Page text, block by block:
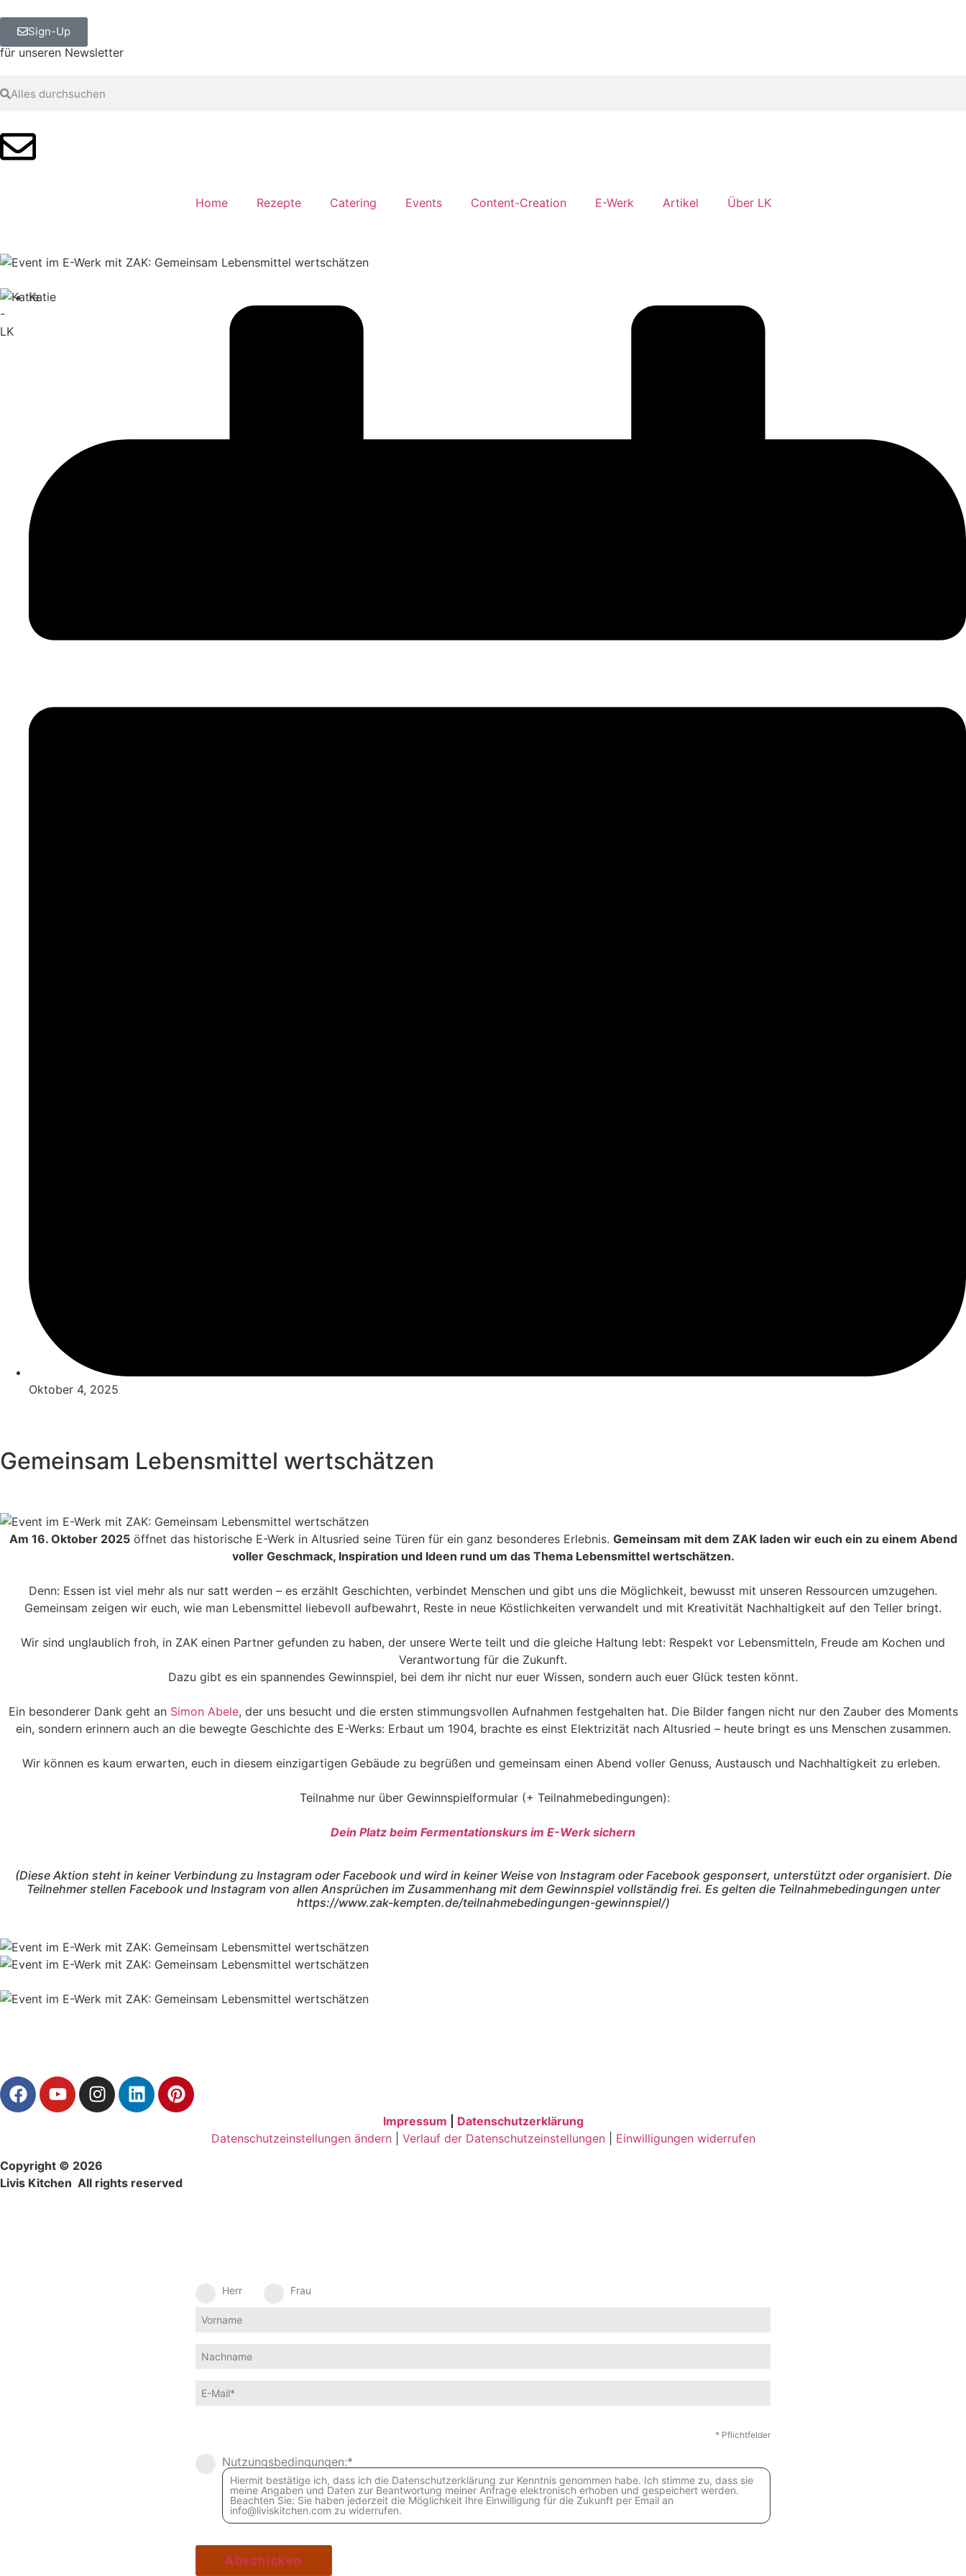
Sign-Up
für unseren Newsletter
Home Rezepte Catering Events Content-Creation E-Werk Artikel Über LK
Katie
Oktober 4, 2025
Gemeinsam Lebensmittel wertschätzen
Am 16. Oktober 2025öffnet das historische E-Werk in Altusried seine Türen für ein ganz besonderes Erlebnis. Gemeinsam mit dem ZAK laden wir euch ein zu einem Abend
voller Geschmack, Inspiration und Ideen rund um das Thema Lebensmittel wertschätzen.
Denn: Essen ist viel mehr als nur satt werden – es erzählt Geschichten, verbindet Menschen und gibt uns die Möglichkeit, bewusst mit unseren Ressourcen umzugehen.
Gemeinsam zeigen wir euch, wie man Lebensmittel liebevoll aufbewahrt, Reste in neue Köstlichkeiten verwandelt und mit Kreativität Nachhaltigkeit auf den Teller bringt.
Wir sind unglaublich froh, in ZAK einen Partner gefunden zu haben, der unsere Werte teilt und die gleiche Haltung lebt: Respekt vor Lebensmitteln, Freude am Kochen und
Verantwortung für die Zukunft.
Dazu gibt es ein spannendes Gewinnspiel, bei dem ihr nicht nur euer Wissen, sondern auch euer Glück testen könnt.
Ein besonderer Dank geht an Simon Abele, der uns besucht und die ersten stimmungsvollen Aufnahmen festgehalten hat. Die Bilder fangen nicht nur den Zauber des Moments
ein, sondern erinnern auch an die bewegte Geschichte des E-Werks: Erbaut um 1904, brachte es einst Elektrizität nach Altusried – heute bringt es uns Menschen zusammen.
Wir können es kaum erwarten, euch in diesem einzigartigen Gebäude zu begrüßen und gemeinsam einen Abend voller Genuss, Austausch und Nachhaltigkeit zu erleben.
Teilnahme nur über Gewinnspielformular (+ Teilnahmebedingungen):
Dein Platz beim Fermentationskurs im E-Werk sichern
(Diese Aktion steht in keiner Verbindung zu Instagram oder Facebook und wird in keiner Weise von Instagram oder Facebook gesponsert, unterstützt oder organisiert. Die
Teilnehmer stellen Facebook und Instagram von allen Ansprüchen im Zusammenhang mit dem Gewinnspiel vollständig frei. Es gelten die Teilnahmebedingungen unter
https://www.zak-kempten.de/teilnahmebedingungen-gewinnspiel/)
Impressum
Datenschutzerklärung
Datenschutzeinstellungen ändern| Verlauf der Datenschutzeinstellungen| Einwilligungen widerrufen
Copyright © 2026
Livis Kitchen All rights reserved
Herr Frau
* Pflichtfelder
Nutzungsbedingungen:*
Hiermit bestätige ich, dass ich die Datenschutzerklärung zur Kenntnis genommen habe. Ich stimme zu, dass sie
meine Angaben und Daten zur Beantwortung meiner Anfrage elektronisch erhoben und gespeichert werden.
Beachten Sie: Sie haben jederzeit die Möglichkeit Ihre Einwilligung für die Zukunft per Email an
info@liviskitchen.com zu widerrufen.